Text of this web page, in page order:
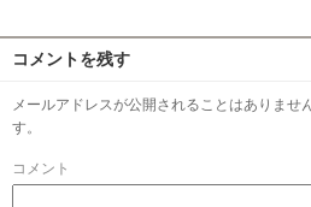
コメントを残す
メールアドレスが公開されることはありませ
す。
コメント